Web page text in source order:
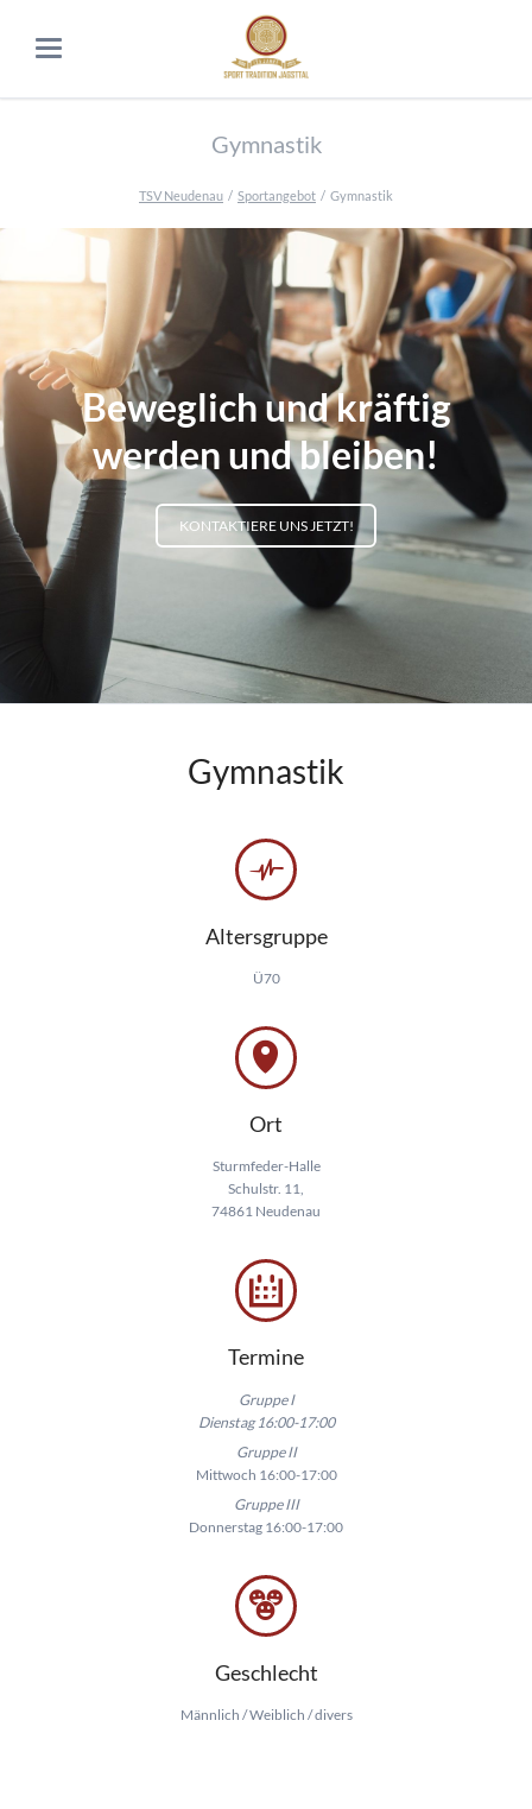
Gymnastik
TSV Neudenau Sportangebot Gymnastik
Beweglich und kräftig
werden und bleiben!
KONTAKTIERE UNS JETZT!
Gymnastik
Altersgruppe
Ü70
Ort
Sturmfeder-Halle
Schulstr. 11,
74861 Neudenau
Termine
Gruppe I
Dienstag 16:00-17:00
Gruppe II
Mittwoch 16:00-17:00
Gruppe III
Donnerstag 16:00-17:00
Geschlecht
Männlich / Weiblich / divers